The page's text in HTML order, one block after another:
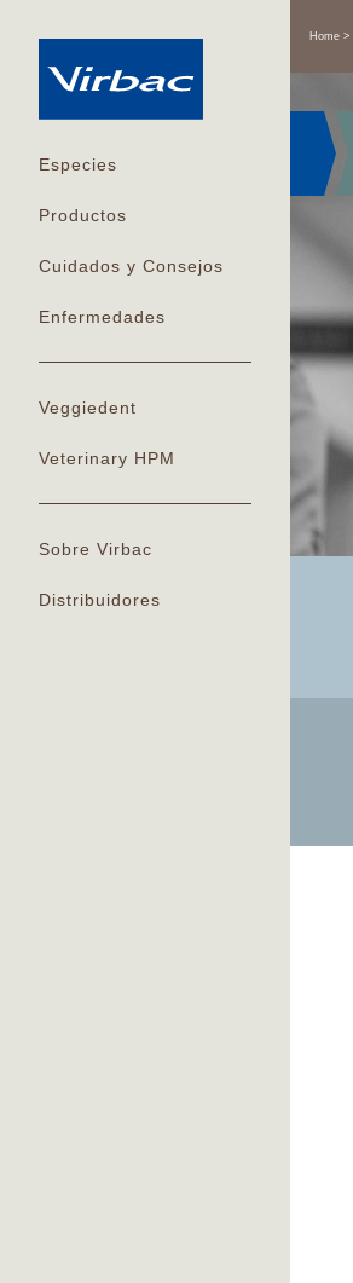
Especies
Productos
Cuidados y Consejos
Enfermedades
Veggiedent
Veterinary HPM
Sobre Virbac
Distribuidores
Home